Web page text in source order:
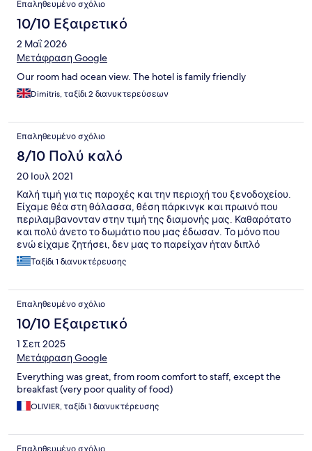
Επαληθευμένο σχόλιο
10/10 Εξαιρετικό
2 Μαΐ 2026
Μετάφραση Google
Our room had ocean view. The hotel is family friendly
Dimitris, ταξίδι 2 διανυκτερεύσεων
Επαληθευμένο σχόλιο
8/10 Πολύ καλό
20 Ιουλ 2021
Καλή τιμή για τις παροχές και την περιοχή του ξενοδοχείου.
Είχαμε θέα στη θάλασσα, θέση πάρκινγκ και πρωινό που
περιλαμβανονταν στην τιμή της διαμονής μας. Καθαρότατο
και πολύ άνετο το δωμάτιο που μας έδωσαν. Το μόνο που
ενώ είχαμε ζητήσει, δεν μας το παρείχαν ήταν διπλό
κρεβάτι. Αντ' αυτού είχαμε 2 μόνα ενωμένα. Άρτια
εξυπηρέτηση στη ρεσεψιόν και με χιούμορ.
Ταξίδι 1 διανυκτέρευσης
Επαληθευμένο σχόλιο
10/10 Εξαιρετικό
1 Σεπ 2025
Μετάφραση Google
Everything was great, from room comfort to staff, except the
breakfast (very poor quality of food)
OLIVIER, ταξίδι 1 διανυκτέρευσης